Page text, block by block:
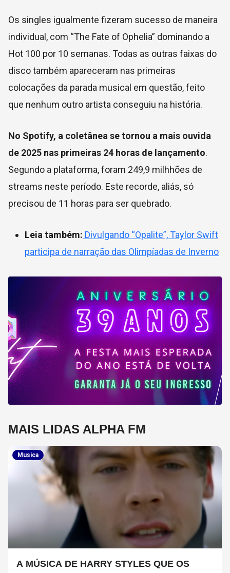
Os singles igualmente fizeram sucesso de maneira
individual, com “The Fate of Ophelia” dominando a
Hot 100 por 10 semanas. Todas as outras faixas do
disco também apareceram nas primeiras
colocações da parada musical em questão, feito
que nenhum outro artista conseguiu na história.
No Spotify, a coletânea se tornou a mais ouvida
de 2025 nas primeiras 24 horas de lançamento.
Segundo a plataforma, foram 249,9 milhhões de
streams neste período. Este recorde, aliás, só
precisou de 11 horas para ser quebrado.
Leia também: Divulgando “Opalite”, Taylor Swift
participa de narração das Olimpíadas de Inverno
MAIS LIDAS ALPHA FM
Musica
A MÚSICA DE HARRY STYLES QUE OS